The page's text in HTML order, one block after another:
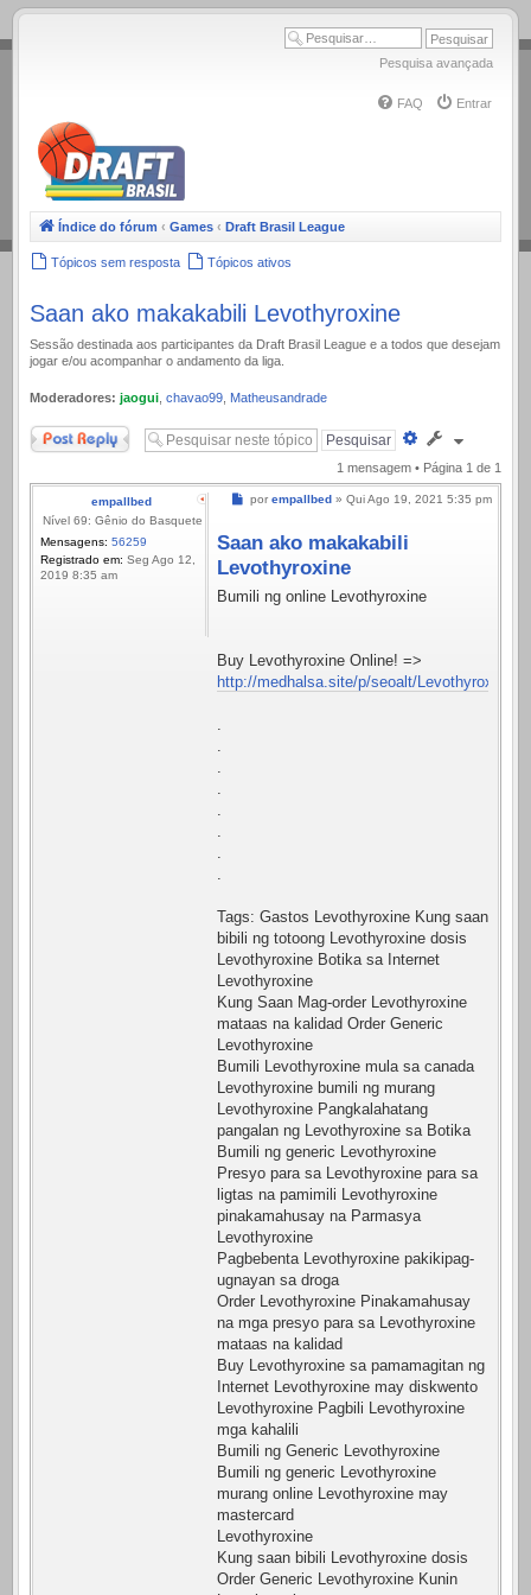
.
Pesquisa avançada
FAQ Entrar
Índice do fórum ‹ Games ‹ Draft Brasil League
Tópicos sem resposta Tópicos ativos
Saan ako makakabili Levothyroxine
Sessão destinada aos participantes da Draft Brasil League e a todos que desejam
jogar e/ou acompanhar o andamento da liga.
Moderadores: jaogui chavao99 Matheusandrade
Responder
Pesquisa
avançada
1 mensagem • Página 1 de 1
empallbed
Nível 69: Gênio do Basquete
Mensagens: 56259
Registrado em: Seg Ago 12,
2019 8:35 am
Mensagem
por empallbed » Qui Ago 19, 2021 5:35 pm
Saan ako makakabili
Levothyroxine
Bumili ng online Levothyroxine
Buy Levothyroxine Online! =>
http://medhalsa.site/p/seoalt/
.
.
.
.
.
.
.
.
Tags: Gastos Levothyroxine Kung saan
bibili ng totoong Levothyroxine dosis
Levothyroxine Botika sa Internet
Levothyroxine
Kung Saan Mag-order Levothyroxine
mataas na kalidad Order Generic
Levothyroxine
Bumili Levothyroxine mula sa canada
Levothyroxine bumili ng murang
Levothyroxine Pangkalahatang
pangalan ng Levothyroxine sa Botika
Bumili ng generic Levothyroxine
Presyo para sa Levothyroxine para sa
ligtas na pamimili Levothyroxine
pinakamahusay na Parmasya
Levothyroxine
Pagbebenta Levothyroxine pakikipag-
ugnayan sa droga
Order Levothyroxine Pinakamahusay
na mga presyo para sa Levothyroxine
mataas na kalidad
Buy Levothyroxine sa pamamagitan ng
Internet Levothyroxine may diskwento
Levothyroxine Pagbili Levothyroxine
mga kahalili
Bumili ng Generic Levothyroxine
Bumili ng generic Levothyroxine
murang online Levothyroxine may
mastercard
Levothyroxine
Kung saan bibili Levothyroxine dosis
Order Generic Levothyroxine Kunin